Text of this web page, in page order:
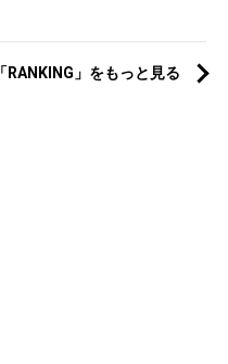
「RANKING」をもっと見る